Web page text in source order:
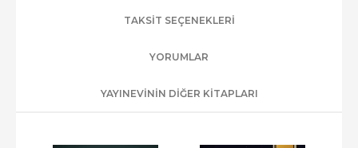
TAKSIT SEÇENEKLERI
YORUMLAR
YAYINEVININ DIĞER KITAPLARI